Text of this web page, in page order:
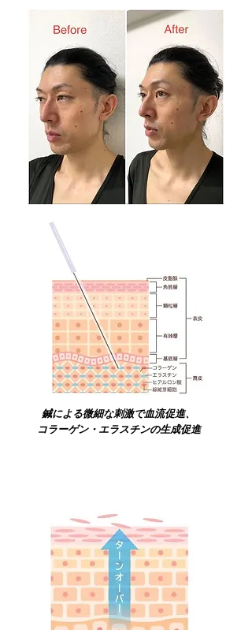
鍼による微細な刺激で血流促進、
​コラーゲン・エラスチンの生成促進